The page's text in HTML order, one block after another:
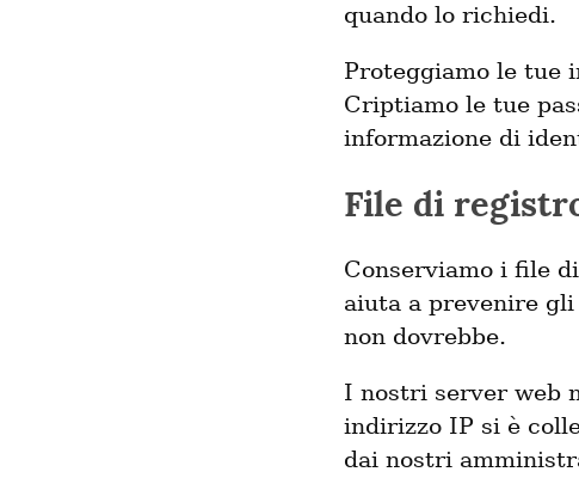
quando lo richiedi.
Proteggiamo le tue
Criptiamo le tue
informazione di
File di
Conserviamo i file
aiuta a prevenire
non dovrebbe.
I nostri server web
indirizzo IP si è
dai nostri